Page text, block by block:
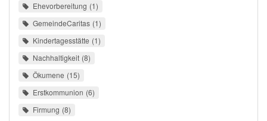
Ehevorbereitung 1
GemeindeCaritas 1
Kindertagesstätte 1
Nachhaltigkeit 8
Ökumene 15
Erstkommunion 6
Firmung 8